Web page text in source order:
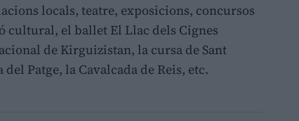
locals, teatre, exposicions, concursos
cultural, el ballet El Llac dels Cignes
de Kirguizistan, la cursa de Sant
Patge, la Cavalcada de Reis, etc.